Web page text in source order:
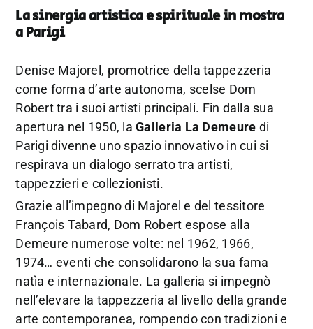
La sinergia artistica e spirituale in mostra
a Parigi
Denise Majorel, promotrice della tappezzeria
come forma d’arte autonoma, scelse Dom
Robert tra i suoi artisti principali. Fin dalla sua
apertura nel 1950, laGalleria La Demeure di
Parigi divenne uno spazio innovativo in cui si
respirava un dialogo serrato tra artisti,
tappezzieri e collezionisti.
Grazie all’impegno di Majorel e del tessitore
François Tabard, Dom Robert espose alla
Demeure numerose volte: nel 1962, 1966,
1974… eventi che consolidarono la sua fama
natìa e internazionale. La galleria si impegnò
nell’elevare la tappezzeria al livello della grande
arte contemporanea, rompendo con tradizioni e